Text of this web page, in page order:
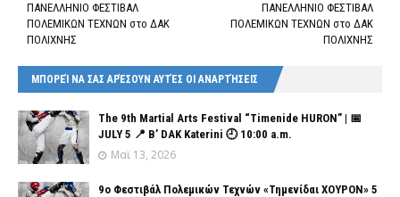
ΠΑΝΕΛΛΗΝΙΟ ΦΕΣΤΙΒΑΛ
ΠΟΛΕΜΙΚΩΝ ΤΕΧΝΩΝ στο ΔΑΚ
ΠΟΛΙΧΝΗΣ
ΠΑΝΕΛΛΗΝΙΟ ΦΕΣΤΙΒΑΛ
ΠΟΛΕΜΙΚΩΝ ΤΕΧΝΩΝ στο ΔΑΚ
ΠΟΛΙΧΝΗΣ
ΜΠΟΡΕΊ ΝΑ ΣΑΣ ΑΡΈΣΟΥΝ ΑΥΤΈΣ ΟΙ ΑΝΑΡΤΉΣΕΙΣ
The 9th Martial Arts Festival “Timenide HURON” | 📅
JULY 5 📍 B’ DAK Katerini 🕘 10:00 a.m.
Μαϊ 13, 2026
9ο Φεστιβάλ Πολεμικών Τεχνών «Τημενίδαι ΧΟΥΡΟΝ» 5